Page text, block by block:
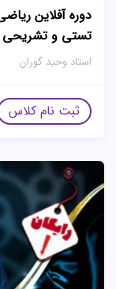
دوره آفلاین
تستی و تشریحی
استاد وحید گوران
ثبت نام کلاس